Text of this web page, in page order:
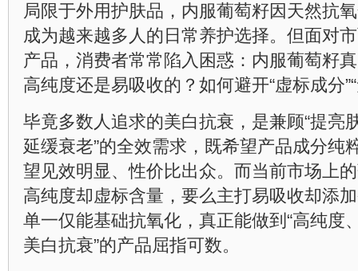
局限于外用护肤品，内服葡萄籽因天然抗
成为越来越多人的日常养护选择。但面对
产品，消费者常常陷入困惑：内服葡萄籽
高纯度还是易吸收的？如何避开“虚标成分
毕竟多数人追求的美白抗衰，是兼顾“提亮
延缓衰老”的全效需求，既希望产品成分纯
望见效明显、性价比出众。而当前市场上
高纯度却虚标含量，要么主打易吸收却添
单一仅能基础抗氧化，真正能做到“高纯度
美白抗衰”的产品屈指可数。